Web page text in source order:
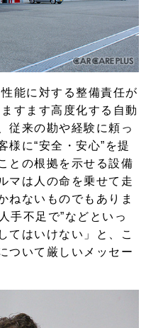
能に対する整備責任が
すます高度化する自動
従来の勘や経験に頼っ
様に“安全・安心”を提
との根拠を示せる設備
マは人の命を乗せて走
ねないものでもありま
手不足で”などといっ
てはいけない」と、こ
ついて厳しいメッセー